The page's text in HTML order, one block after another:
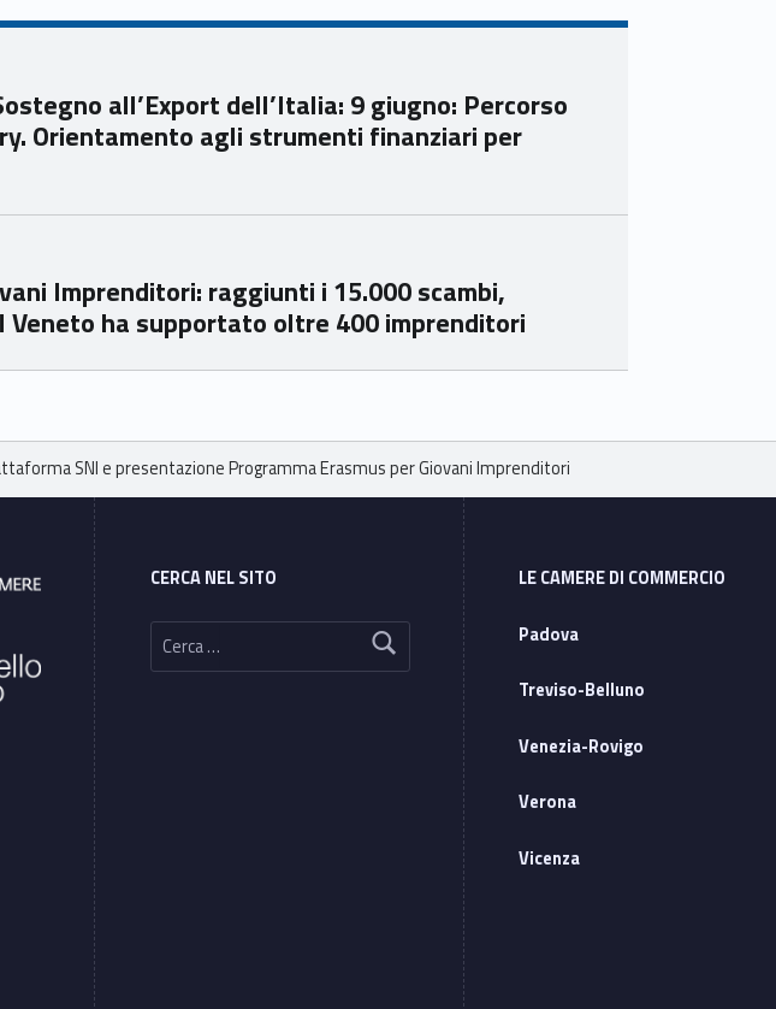
Unio
e
Ven
Unio
e
Ven
Unio
e
Ven
all’Export dell’Italia: 9 giugno: Percorso
Orientamento agli strumenti finanziari per
Imprenditori: raggiunti i 15.000 scambi,
Veneto ha supportato oltre 400 imprenditori
SNI e presentazione Programma Erasmus per Giovani Imprenditori
CERCA NEL SITO
Ricerca per:
LE CAMERE DI COMMERCIO
Padova
Treviso-Belluno
Venezia-Rovigo
Verona
Vicenza